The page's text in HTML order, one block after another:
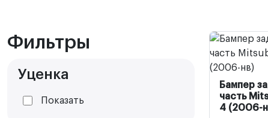
Фильтры
Уценка
Показать
Бампер
часть
4 (2006-